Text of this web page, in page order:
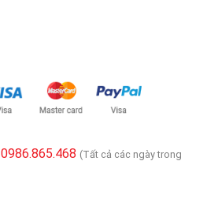
0986.865.468 (Tất cả các ngày trong